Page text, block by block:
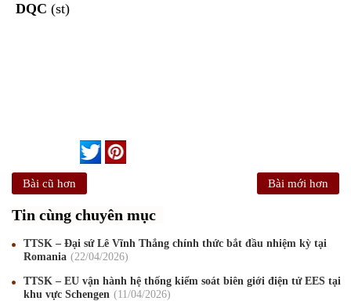
DQC (st)
Bài cũ hơn Bài mới hơn
Tin cùng chuyên mục
TTSK – Đại sứ Lê Vĩnh Thắng chính thức bắt đầu nhiệm kỳ tại
Romania
22/04/2026
TTSK – EU vận hành hệ thống kiểm soát biên giới điện tử EES tại
khu vực Schengen
11/04/2026